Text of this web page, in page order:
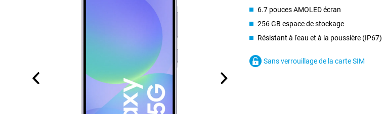
6.7 pouces AMOLED écran
256 GB espace de stockage
Résistant à l'eau et à la poussière (IP67)
Sans verrouillage de la carte SIM